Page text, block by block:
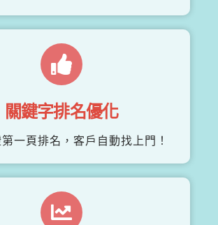
關鍵字排名優化
一頁排名，客戶自動找上門！